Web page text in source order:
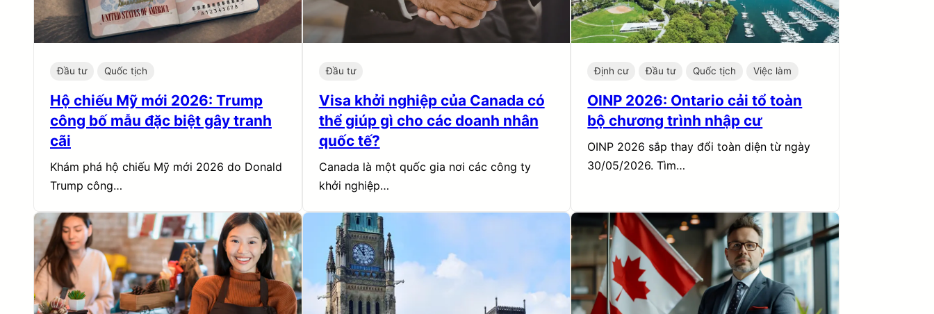
Đầu tư Quốc tịch
Hộ chiếu Mỹ mới 2026: Trump
công bố mẫu đặc biệt gây tranh
cãi
Khám phá hộ chiếu Mỹ mới 2026 do Donald
Trump công…
Đầu tư
Visa khởi nghiệp của Canada có
thể giúp gì cho các doanh nhân
quốc tế?
Canada là một quốc gia nơi các công ty
khởi nghiệp…
Định cư Đầu tư Quốc tịch Việc làm
OINP 2026: Ontario cải tổ toàn
bộ chương trình nhập cư
OINP 2026 sắp thay đổi toàn diện từ ngày
30/05/2026. Tìm…